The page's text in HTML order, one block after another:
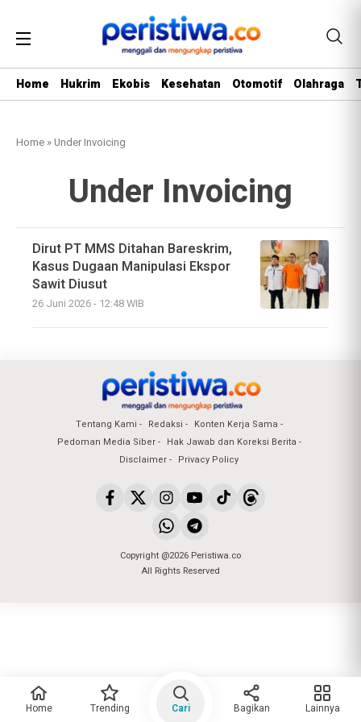
Home Hukrim Ekobis Kesehatan Otomotif Olahraga
Home »Under Invoicing
Under Invoicing
Dirut PT MMS Ditahan Bareskrim,
Kasus Dugaan Manipulasi Ekspor
Sawit Diusut
26 Juni 2026 - 12:48 WIB
Tentang Kami Redaksi
Konten Kerja Sama
Pedoman Media Siber
Hak Jawab dan Koreksi Berita
Disclaimer
Privacy Policy
Copyright @2026 Peristiwa.co
All Rights Reserved
Home Trending Cari Bagikan Lainnya